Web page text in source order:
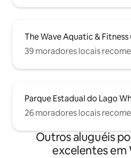
The Wave Aquatic &
39 moradores locais
Parque Estadual do Lago
26 moradores locais
Outros aluguéis
excelentes em